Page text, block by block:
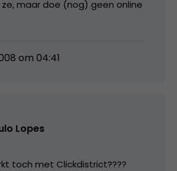
ze, maar doe (nog) geen online
om 04:41
Lopes
toch met Clickdistrict????